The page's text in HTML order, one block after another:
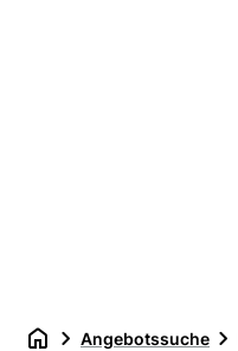
Angebotssuche